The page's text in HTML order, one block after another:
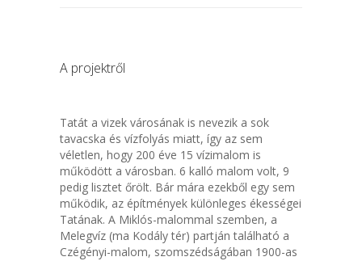
A projektről
Tatát a vizek városának is nevezik a sok
tavacska és vízfolyás miatt, így az sem
véletlen, hogy 200 éve 15 vízimalom is
működött a városban. 6 kalló malom volt, 9
pedig lisztet őrölt. Bár mára ezekből egy sem
működik, az építmények különleges ékességei
Tatának. A Miklós-malommal szemben, a
Melegvíz (ma Kodály tér) partján található a
Czégényi-malom, szomszédságában 1900-as